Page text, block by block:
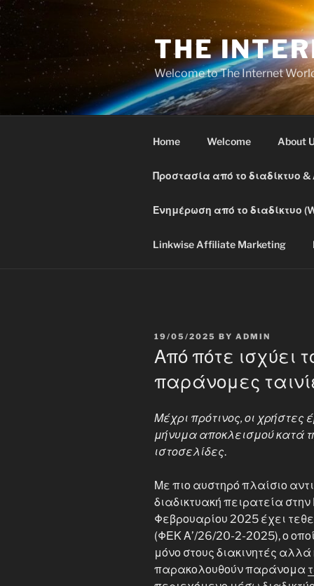
Skip
content
THE
Welcome to The Internet
Home Welcome About
Προστασία από το διαδίκτυο
Ενημέρωση από το διαδίκτυο
Linkwise Affiliate Marketing
POSTED
19/05/2025 BY ADMIN
Από πότε ισχύει
παράνομες
Μέχρι πρότινος, οι
μήνυμα αποκλεισμού κατά
ιστοσελίδες.
Με πιο αυστηρό πλαίσιο
διαδικτυακή πειρατεία
Φεβρουαρίου 2025 έχει
(ΦΕΚ Α’/26/20-2-2025), ο
μόνο στους διακινητές
παρακολουθούν παράνομα